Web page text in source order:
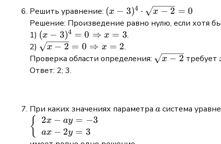
\cup
[0; 3]
[0; 3]
Решить уравнение: (x-
3)^{4}
\cdot
\sqrt{x-
2}=0
(x − 3)4 ⋅ x − 2 = 0
Решение: Произведение равно нулю, если хотя
1) (x-3)^4 = 0
\Rightarrow
x = 3
(x − 3)4 = 0 ⇒ x = 3.
2) \sqrt{x-2}
= 0
\Rightarrow
x − 2 = 0 ⇒ x = 2.
Проверка области определения: \sqrt{x-
x − 2 требует
Ответ: 2; 3.
При каких значениях параметра a
a система
\left\
{\begin{array}{l}
{ 2x − ay = −3
ax − 2y = 3